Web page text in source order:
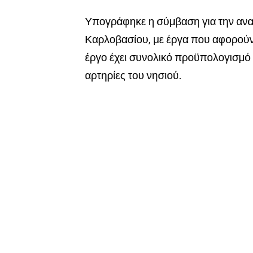
Υπογράφηκε η σύμβαση για την
Καρλοβασίου, με έργα που
έργο έχει συνολικό
αρτηρίες του νησιού.